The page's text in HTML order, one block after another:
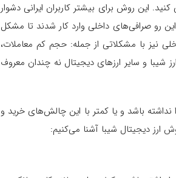
این روش برای بیشتر کاربران ایرانی دشوار
رو صرافی‌های داخلی وارد کار شدند تا مشکل
نیز با مشکلاتی از جمله: حجم کم معاملات،
شیبا و سایر ارزهای دیجیتال نه چندان معروف
باشد و یا کمتر با این چالش‌های خرید و
ارز دیجیتال شیبا آشنا می‌کنیم: